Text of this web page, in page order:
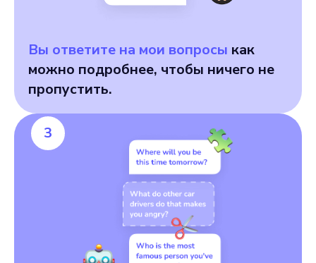
Вы ответите на мои вопросы как
можно подробнее, чтобы ничего не
пропустить.
3